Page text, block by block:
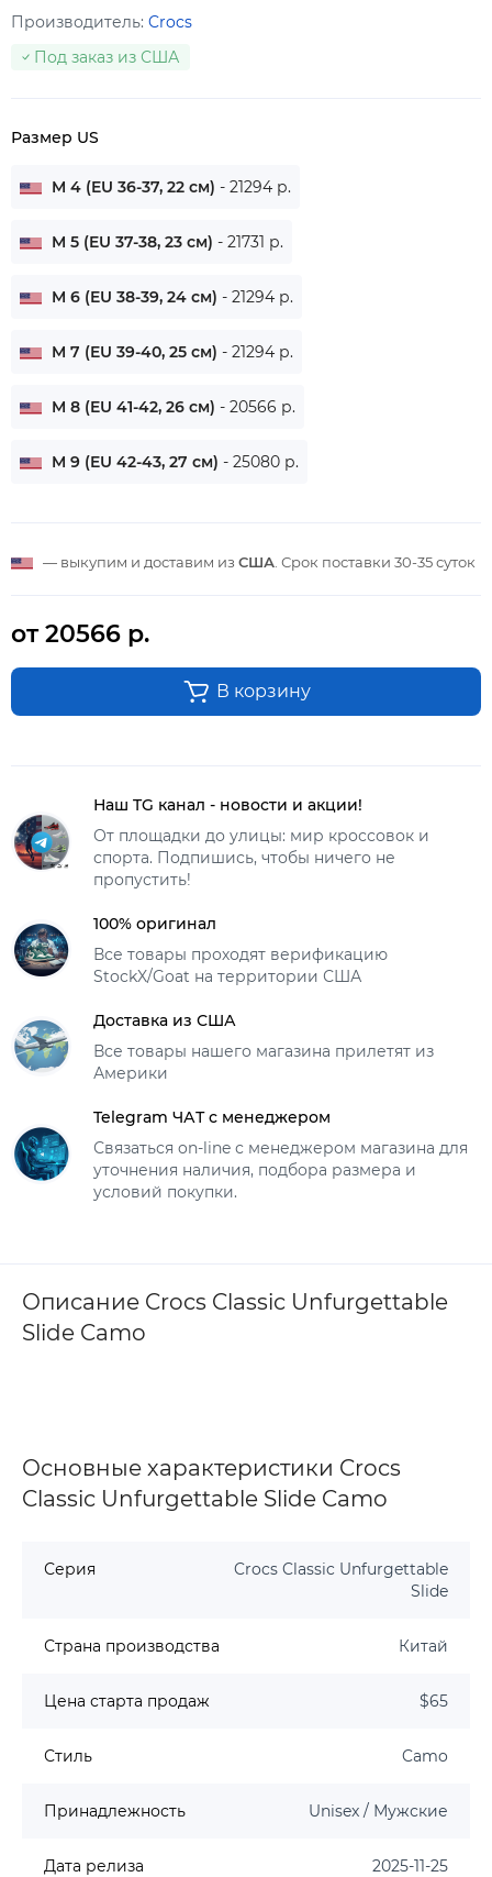
Производитель: Crocs
Под заказ из США
Размер US
M 4 (EU 36-37, 22 см) - 21294 р.
M 5 (EU 37-38, 23 см) - 21731 р.
M 6 (EU 38-39, 24 см) - 21294 р.
M 7 (EU 39-40, 25 см) - 21294 р.
M 8 (EU 41-42, 26 см) - 20566 р.
M 9 (EU 42-43, 27 см) - 25080 р.
— выкупим и доставим из США . Срок поставки 30-35 суток
от 20566 р.
В корзину
Наш TG канал - новости и акции!
От площадки до улицы: мир кроссовок и
спорта. Подпишись, чтобы ничего не
пропустить!
100% оригинал
Все товары проходят верификацию
StockX/Goat на территории США
Доставка из США
Все товары нашего магазина прилетят из
Америки
Telegram ЧАТ с менеджером
Связаться on-line с менеджером магазина для
уточнения наличия, подбора размера и
условий покупки.
Описание Crocs Classic Unfurgettable
Slide Camo
Основные характеристики Crocs
Classic Unfurgettable Slide Camo
Серия
Crocs Classic Unfurgettable
Slide
Страна производства Китай
Цена старта продаж $65
Стиль Camo
Принадлежность Unisex / Мужские
Дата релиза 2025-11-25